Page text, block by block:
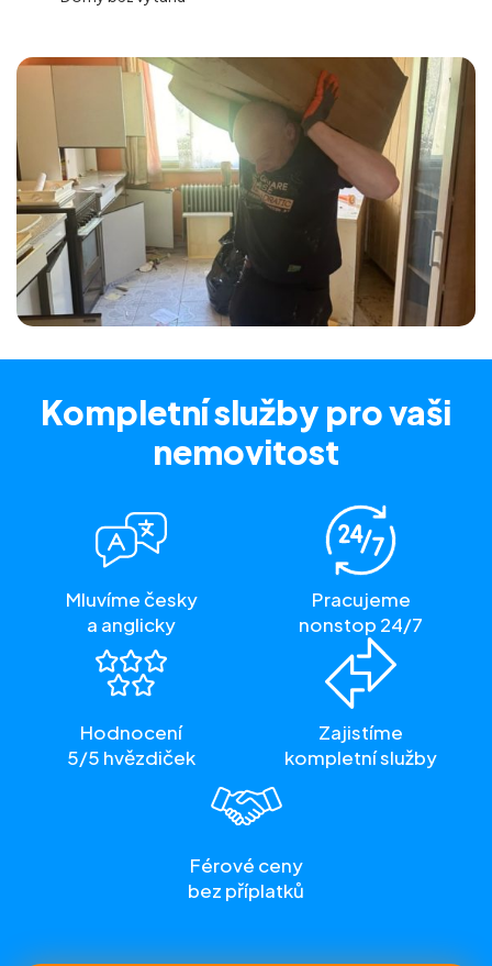
Kompletní služby pro vaši
nemovitost
Mluvíme česky
a anglicky
Pracujeme
nonstop 24/7
Hodnocení
5/5 hvězdiček
Zajistíme
kompletní služby
Férové ceny
bez příplatků